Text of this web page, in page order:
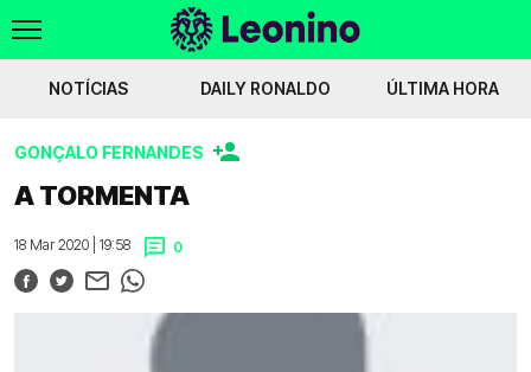
Javi Vázquez na mira do Sporting
WIKILEONINO
NOTÍCIAS DAILY RONALDO ÚLTIMA HORA
GONÇALO FERNANDES
A TORMENTA
18 Mar 2020 | 19:58 0